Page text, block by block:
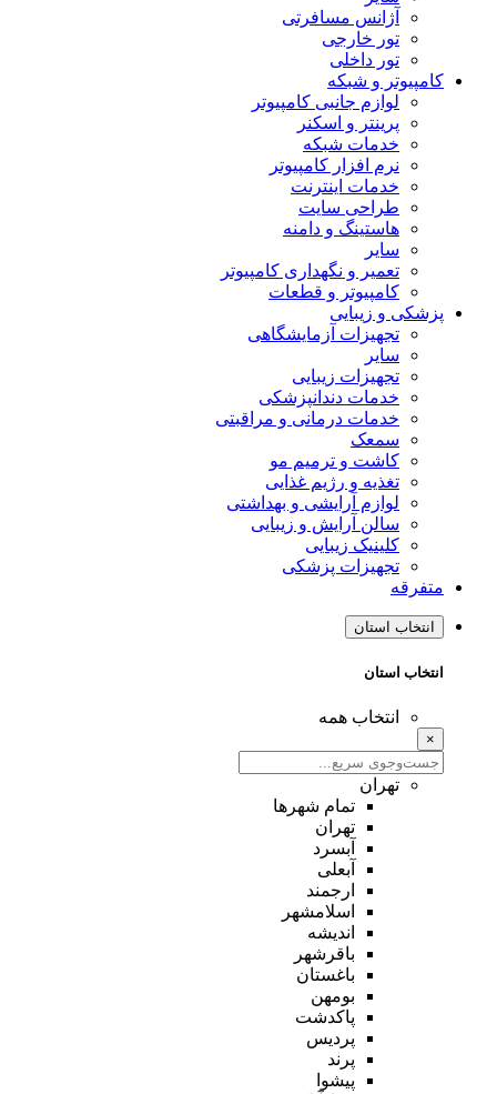
آژانس مسافرتی
تور خارجی
تور داخلی
کامپیوتر و شبکه
لوازم جانبی کامپیوتر
پرینتر و اسکنر
خدمات شبکه
نرم افزار کامپیوتر
خدمات اینترنت
طراحی سایت
هاستینگ و دامنه
سایر
تعمیر و نگهداری کامپیوتر
کامپیوتر و قطعات
پزشکی و زیبایی
تجهیزات آزمایشگاهی
سایر
تجهیزات زیبایی
خدمات دندانپزشکی
خدمات درمانی و مراقبتی
سمعک
کاشت و ترمیم مو
تغذیه و رژیم غذایی
لوازم آرایشی و بهداشتی
سالن آرایش و زیبایی
کلینیک زیبایی
تجهیزات پزشکی
متفرقه
انتخاب استان
انتخاب استان
انتخاب همه
×
تهران
تمام شهر‌ها
تهران
آبسرد
آبعلی
ارجمند
اسلامشهر
اندیشه
باقرشهر
باغستان
بومهن
پاکدشت
پردیس
پرند
پیشوا